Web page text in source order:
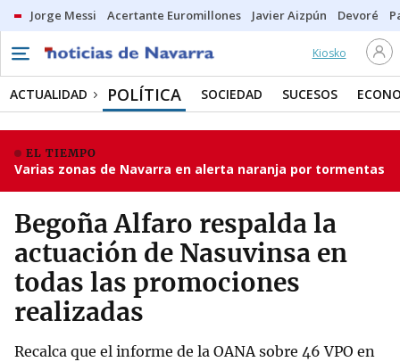
Jorge Messi Acertante Euromillones Javier Aizpún Devoré
Kiosko
ACTUALIDAD POLÍTICA SOCIEDAD SUCESOS
EL TIEMPO
Varias zonas de Navarra en alerta naranja por tormentas
Begoña Alfaro respalda la
actuación de Nasuvinsa en
todas las promociones
realizadas
Recalca que el informe de la OANA sobre 46 VPO en